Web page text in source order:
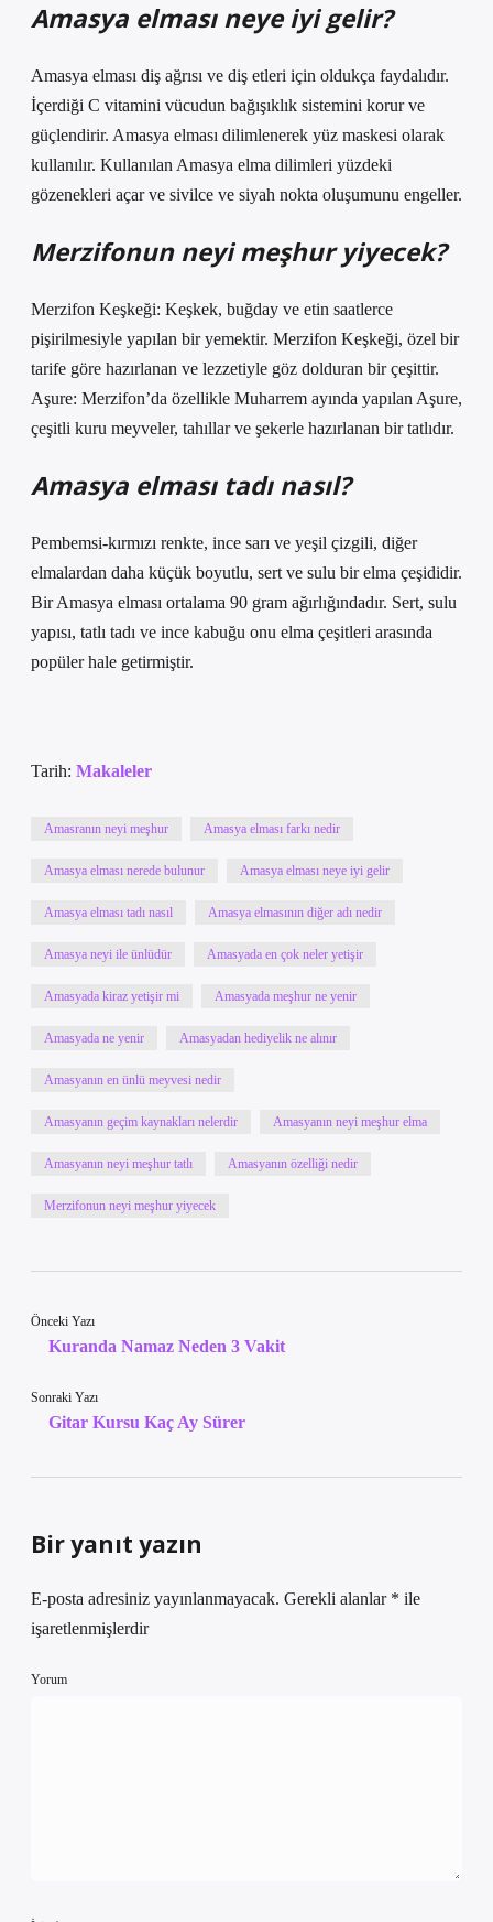
Amasya elması neye iyi gelir?
Amasya elması diş ağrısı ve diş etleri için oldukça faydalıdır.
İçerdiği C vitamini vücudun bağışıklık sistemini korur ve
güçlendirir. Amasya elması dilimlenerek yüz maskesi olarak
kullanılır. Kullanılan Amasya elma dilimleri yüzdeki
gözenekleri açar ve sivilce ve siyah nokta oluşumunu engeller.
Merzifonun neyi meşhur yiyecek?
Merzifon Keşkeği: Keşkek, buğday ve etin saatlerce
pişirilmesiyle yapılan bir yemektir. Merzifon Keşkeği, özel bir
tarife göre hazırlanan ve lezzetiyle göz dolduran bir çeşittir.
Aşure: Merzifon’da özellikle Muharrem ayında yapılan Aşure,
çeşitli kuru meyveler, tahıllar ve şekerle hazırlanan bir tatlıdır.
Amasya elması tadı nasıl?
Pembemsi-kırmızı renkte, ince sarı ve yeşil çizgili, diğer
elmalardan daha küçük boyutlu, sert ve sulu bir elma çeşididir.
Bir Amasya elması ortalama 90 gram ağırlığındadır. Sert, sulu
yapısı, tatlı tadı ve ince kabuğu onu elma çeşitleri arasında
popüler hale getirmiştir.
Tarih: Makaleler
Amasranın neyi meşhur Amasya elması farkı nedir
Amasya elması nerede bulunur Amasya elması neye iyi gelir
Amasya elması tadı nasıl Amasya elmasının diğer adı nedir
Amasya neyi ile ünlüdür Amasyada en çok neler yetişir
Amasyada kiraz yetişir mi Amasyada meşhur ne yenir
Amasyada ne yenir Amasyadan hediyelik ne alınır
Amasyanın en ünlü meyvesi nedir
Amasyanın geçim kaynakları nelerdir Amasyanın neyi meşhur elma
Amasyanın neyi meşhur tatlı Amasyanın özelliği nedir
Merzifonun neyi meşhur yiyecek
Önceki Yazı
Kuranda Namaz Neden 3 Vakit
Sonraki Yazı
Gitar Kursu Kaç Ay Sürer
Bir yanıt yazın
E-posta adresiniz yayınlanmayacak. Gerekli alanlar * ile
işaretlenmişlerdir
Yorum